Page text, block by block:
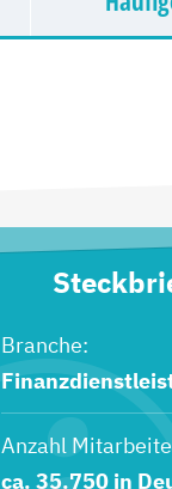
Branche:
Anzahl
ca. 35.750 in